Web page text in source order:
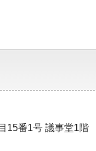
15番1号 議事堂1階